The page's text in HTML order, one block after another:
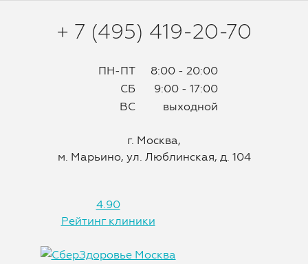
+ 7 (495) 419-20-70
ПН-ПТ
8:00 - 20:00
СБ
9:00 - 17:00
ВС
выходной
г. Москва,
м. Марьино, ул. Люблинская, д. 104
4.90
Рейтинг клиники